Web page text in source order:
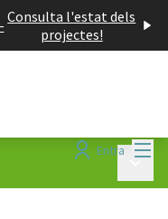
- Consulta l'estat dels
projectes!
Entra